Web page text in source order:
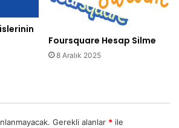
Foursquare Hesap Silme
8 Aralık 2025
Gerekli alanlar * ile